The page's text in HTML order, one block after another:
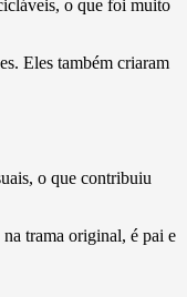
o que foi muito
Eles também criaram
o que contribuiu
trama original, é pai e